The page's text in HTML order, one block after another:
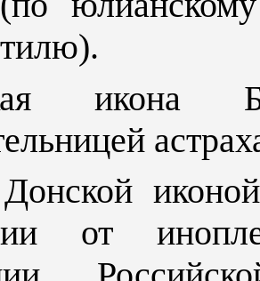
икона
Донской
от